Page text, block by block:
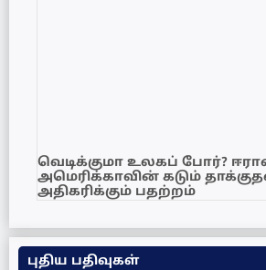
வெடிக்குமா உலகப் போர்?
அமெரிக்காவின் கடும்
அதிகரிக்கும் பதற்றம்
புதிய பதிவுகள்